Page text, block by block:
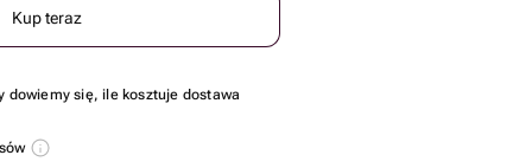
Kup teraz
dowiemy się, ile kosztuje dostawa